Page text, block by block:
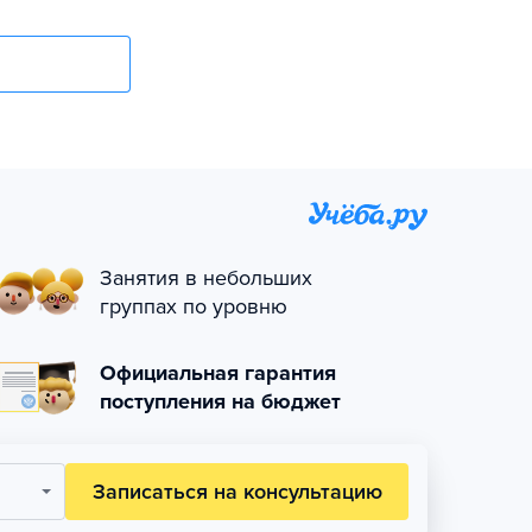
Занятия в небольших
группах по уровню
Официальная гарантия
поступления на бюджет
Записаться на консультацию